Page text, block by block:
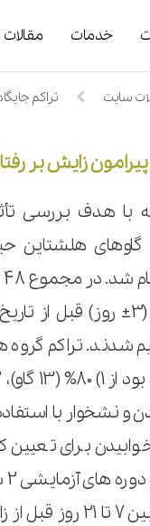
خدمات مقالات
سایت تراکم
پیرامون زایش بر
با هدف بررسی
گاوهای هلشتاین
± روز) قبل از
شدند. تراکم گروه
برای تعیین
بیشتری را